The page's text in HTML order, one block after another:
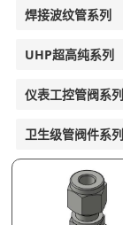
焊接波纹管系列
UHP超高纯系列
仪表工控管阀系列
卫生级管阀件系列